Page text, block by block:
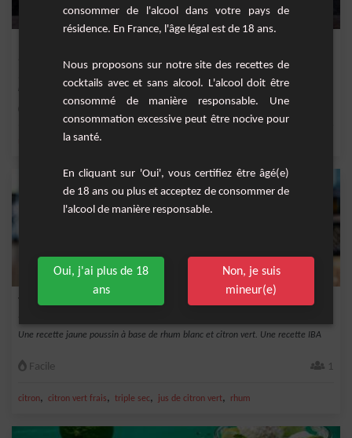
Un tourbillon de saveurs rafraîchissantes, ce Mojito aux myrtilles apporte une
nouvelle...
menthe fraîche,citron
Yellow Bird
Une recette jaune poussin à base de rhum blanc et citron vert. Une recette IBA
Facile 1
citron, citron vert frais, triple sec, jus de citron vert, rhum
consommer de l'alcool dans votre pays de
résidence. En France, l'âge légal est de 18 ans.
Nous proposons sur notre site des recettes de
cocktails avec et sans alcool. L'alcool doit être
consommé de manière responsable. Une
consommation excessive peut être nocive pour
la santé.
En cliquant sur 'Oui', vous certifiez être âgé(e)
de 18 ans ou plus et acceptez de consommer de
l'alcool de manière responsable.
Oui, j'ai plus de 18
ans
Non, je suis
mineur(e)